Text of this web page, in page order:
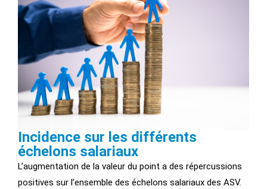
Incidence sur les différents
échelons salariaux
L’augmentation de la valeur du point a des répercussions
positives sur l’ensemble des échelons salariaux des ASV.